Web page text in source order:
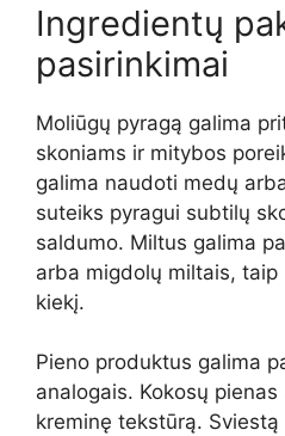
Ingredientų
pasirinkimai
Moliūgų pyragą galima
skoniams ir mitybos
galima naudoti medų
suteiks pyragui subtilų
saldumo. Miltus galima
arba migdolų miltais,
kiekį.
Pieno produktus galima
analogais. Kokosų
kreminę tekstūrą.